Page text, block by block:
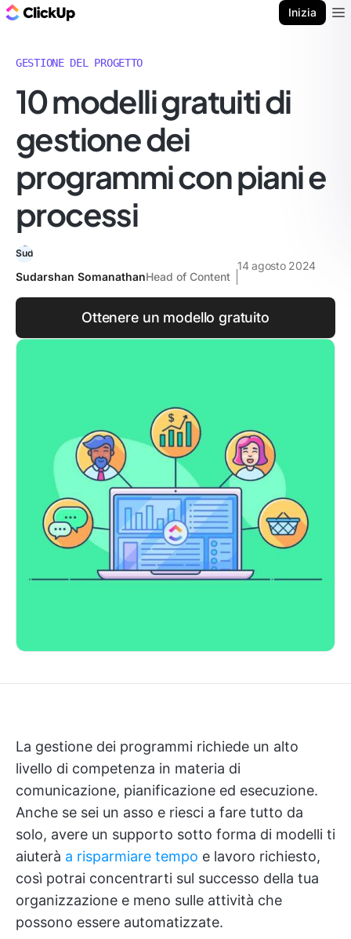
Inizia
GESTIONE DEL PROGETTO
10 modelli gratuiti di
gestione dei
programmi con piani e
processi
Sudarshan SomanathanHead of Content
14 agosto 2024
Ottenere un modello gratuito
La gestione dei programmi richiede un alto
livello di competenza in materia di
comunicazione, pianificazione ed esecuzione.
Anche se sei un asso e riesci a fare tutto da
solo, avere un supporto sotto forma di modelli ti
aiuterà a risparmiare tempo e lavoro richiesto,
così potrai concentrarti sul successo della tua
organizzazione e meno sulle attività che
possono essere automatizzate.